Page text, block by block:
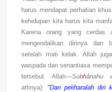
harus mendapat perhatian
kehidupan kita harus kita
Karena orang yang cerdas
mengendalikan dirinya dan
setelah mati kelak. Allah
waspada dan senantiasa
tersebut. Allah—Subhânahu
artinya): "Dan peliharalah diri